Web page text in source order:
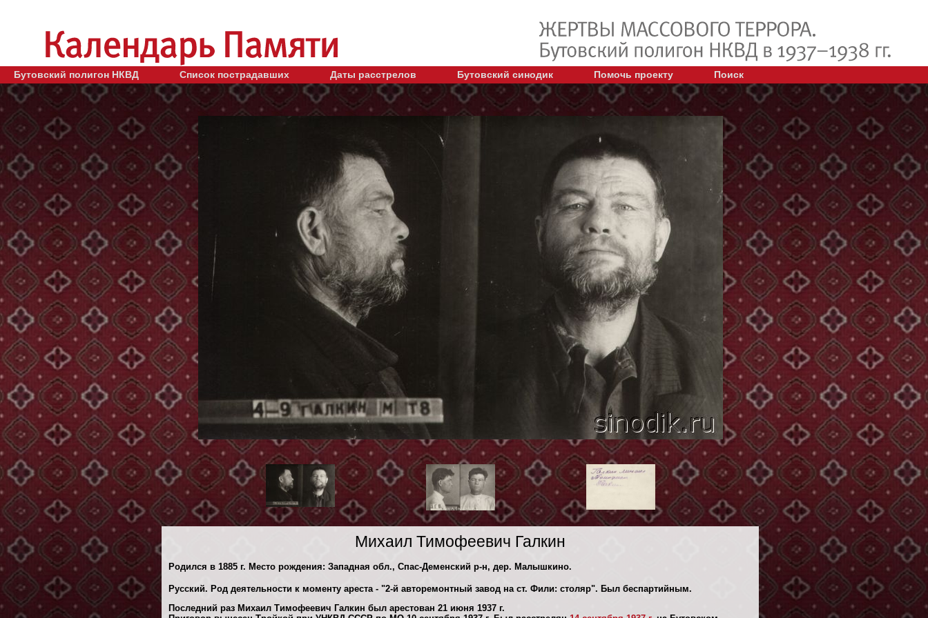
Бутовский полигон НКВД Список пострадавших Даты расстрелов Бутовский синодик Помочь проекту Поиск
Михаил Тимофеевич Галкин
Родился в 1885 г. Место рождения: Западная обл., Спас-Деменский р-н, дер. Малышкино.
Русский. Род деятельности к моменту ареста - "2-й авторемонтный завод на ст. Фили: столяр". Был беспартийным.
Последний раз Михаил Тимофеевич Галкин был арестован 21 июня 1937 г.